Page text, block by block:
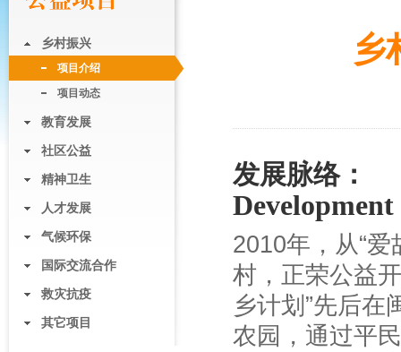
乡村振兴
项目介绍
项目动态
教育发展
社区公益
精神卫生
人才发展
气候环保
国际交流合作
救灾抗疫
其它项目
乡
发展脉络：
2010年，从“
村，正荣公益
乡计划”先后在
农园，通过平